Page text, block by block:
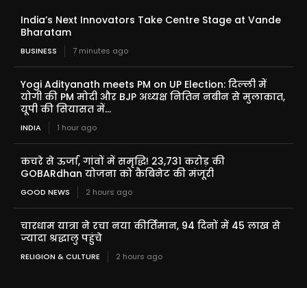
India’s Next Innovators Take Centre Stage at Vande
Bharatam
BUSINESS 7 minutes ago
Yogi Adityanath meets PM on UP Election: दिल्ली में
योगी की PM मोदी और BJP अध्यक्ष नितिन नबीन से मुलाकात,
यूपी की सियासत में...
INDIA 1 hour ago
कचरे से ऊर्जा, गांवों में समृद्धि! 23,731 करोड़ की
GOBARdhan योजना को कैबिनेट की मंजूरी
GOOD NEWS 2 hours ago
चारधाम यात्रा ने रचा नया कीर्तिमान, 94 दिनों में 45 लाख से
ज्यादा श्रद्धालु पहुंचे
RELIGION & CULTURE 2 hours ago